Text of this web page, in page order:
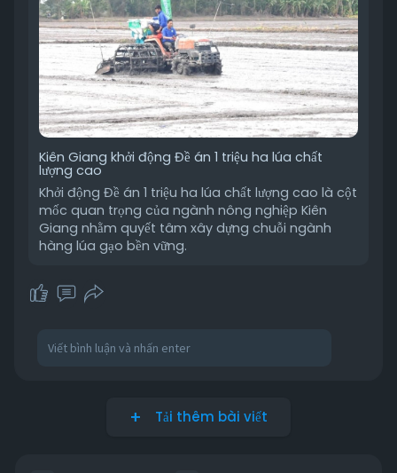
Kiên Giang khởi động Đề án 1 triệu ha lúa chất
lượng cao
Khởi động Đề án 1 triệu ha lúa chất lượng cao là cột
mốc quan trọng của ngành nông nghiệp Kiên
Giang nhằm quyết tâm xây dựng chuỗi ngành
hàng lúa gạo bền vững.
Tải thêm bài viết